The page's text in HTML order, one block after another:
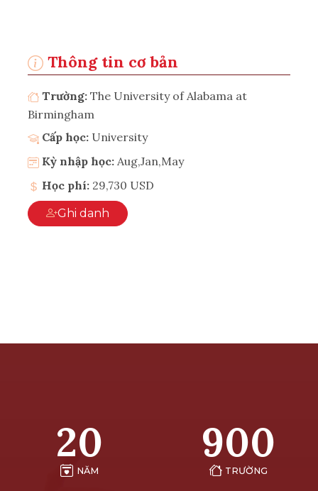
Thông tin cơ bản
Trường: The University of Alabama at
Birmingham
Cấp học: University
Kỳ nhập học: Aug,Jan,May
Học phí: 29,730 USD
Ghi danh
20
NĂM
900
TRƯỜNG